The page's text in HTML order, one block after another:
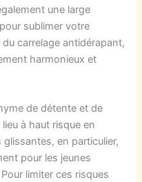
une large
sublimer votre
carrelage antidérapant,
harmonieux et
de détente et de
à haut risque en
en particulier,
pour les jeunes
limiter ces risques